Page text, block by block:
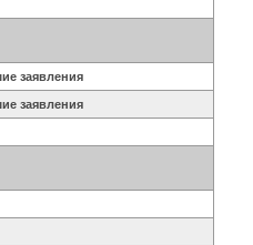
заявления
заявления